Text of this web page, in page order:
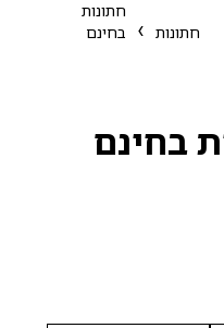
חתונות
חתונות
בחינם
בחינם